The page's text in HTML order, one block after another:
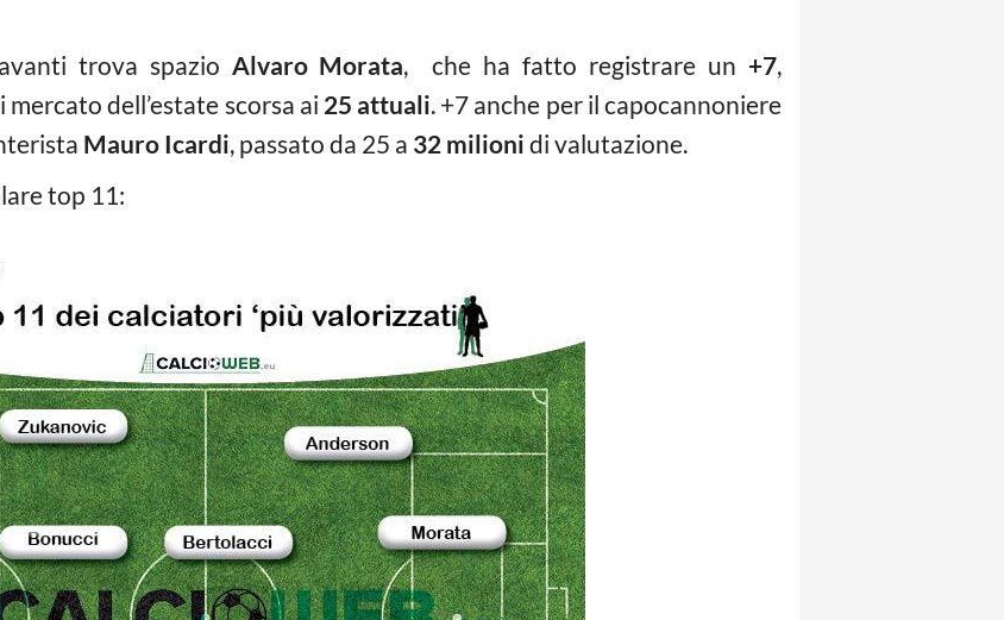
trova spazio Alvaro Morata, che ha fatto registrare un +7,
dell’estate scorsa ai 25 attuali. +7 anche per il capocannoniere
Mauro Icardi, passato da 25 a 32 milioni di valutazione.
top 11: